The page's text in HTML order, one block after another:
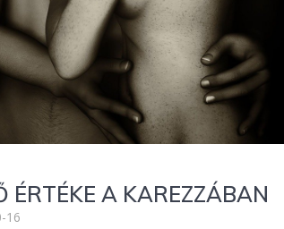
ÉRTÉKE A KAREZZÁBAN
16